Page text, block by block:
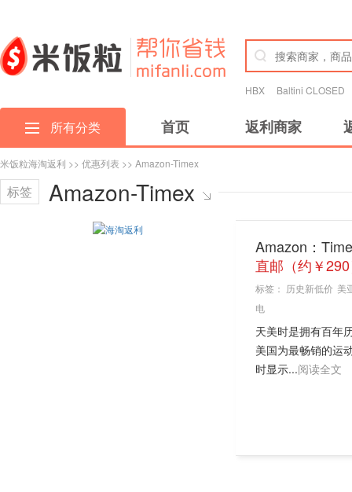
HBX Baltini CLOSED
所有分类 首页 返利商家
米饭粒海淘返利 >> 优惠列表 >> Amazon-Timex
标签 Amazon-Timex
Amazon：
直邮（约￥
标签： 历史新低价 美
电
天美时是拥有百年
美国为最畅销的运
时显示...阅读全文